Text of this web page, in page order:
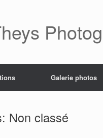
Galerie photos
Non classé